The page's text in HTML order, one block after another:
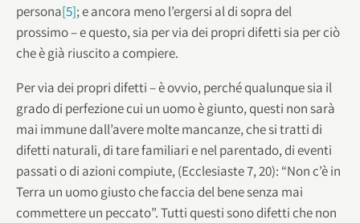
persona[5]; e ancora meno l’ergersi al di sopra del
prossimo – e questo, sia per via dei propri difetti sia per ciò
che è già riuscito a compiere.
Per via dei propri difetti – è ovvio, perché qualunque sia il
grado di perfezione cui un uomo è giunto, questi non sarà
mai immune dall’avere molte mancanze, che si tratti di
difetti naturali, di tare familiari e nel parentado, di eventi
passati o di azioni compiute, (Ecclesiaste 7, 20): “Non c’è in
Terra un uomo giusto che faccia del bene senza mai
commettere un peccato”. Tutti questi sono difetti che non